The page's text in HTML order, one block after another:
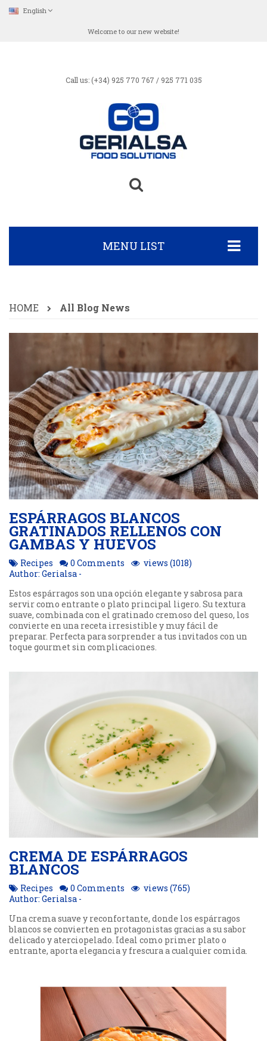
English
Welcome to our new website!
Call us: (+34) 925 770 767 / 925 771 035
MENU LIST
HOME All Blog News
ESPÁRRAGOS BLANCOS
GRATINADOS RELLENOS CON
GAMBAS Y HUEVOS
Recipes 0 Comments
views (1018)
Author: Gerialsa -
Estos espárragos son una opción elegante y sabrosa para
servir como entrante o plato principal ligero. Su textura
suave, combinada con el gratinado cremoso del queso, los
convierte en una receta irresistible y muy fácil de
preparar. Perfecta para sorprender a tus invitados con un
toque gourmet sin complicaciones.
CREMA DE ESPÁRRAGOS
BLANCOS
Recipes 0 Comments
views (765)
Author: Gerialsa -
Una crema suave y reconfortante, donde los espárragos
blancos se convierten en protagonistas gracias a su sabor
delicado y aterciopelado. Ideal como primer plato o
entrante, aporta elegancia y frescura a cualquier comida.